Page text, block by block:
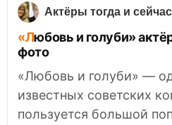
Актёры тогда и сейчас
«Любовь и голуби» актёры тогда и сейчас
фото
«Любовь и голуби» —
известных советских
пользуется большой